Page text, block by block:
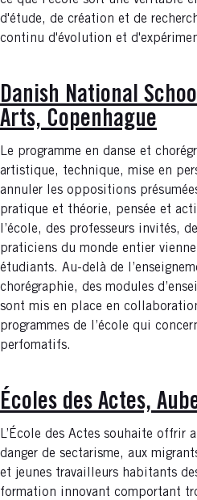
d'étude, de création et de
continu d'évolution et
Danish National
Arts, Copenhague
Le programme en danse et
artistique, technique, mise en
annuler les oppositions
pratique et théorie, pensée et
l’école, des professeurs invités,
praticiens du monde entier
étudiants. Au-delà de
chorégraphie, des modules
sont mis en place en
programmes de l’école qui
perfomatifs.
Écoles des Actes,
L’École des Actes souhaite offrir
danger de sectarisme, aux
et jeunes travailleurs habitants
formation innovant comportant